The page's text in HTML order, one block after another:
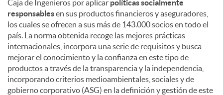
Caja de Ingenieros por aplicar políticas socialmente
responsablesen sus productos financieros y aseguradores,
los cuales se ofrecen a sus más de 143.000 socios en todo el
país. La norma obtenida recoge las mejores prácticas
internacionales, incorpora una serie de requisitos y busca
mejorar el conocimiento y la confianza en este tipo de
productos a través de la transparencia y la independencia,
incorporando criterios medioambientales, sociales y de
gobierno corporativo (ASG) en la definición y gestión de este